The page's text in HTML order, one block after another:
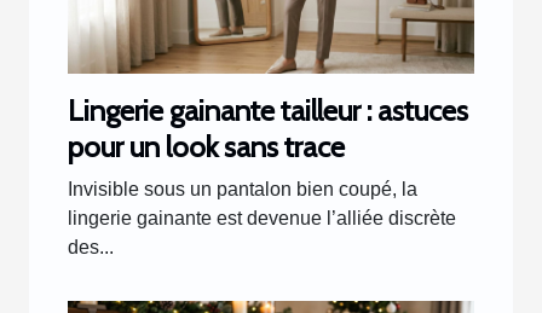
Lingerie gainante tailleur : astuces
pour un look sans trace
Invisible sous un pantalon bien coupé, la
lingerie gainante est devenue l’alliée discrète
des...